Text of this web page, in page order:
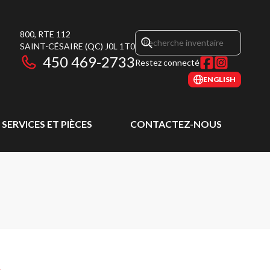
800, RTE 112
SAINT-CÉSAIRE (QC) J0L 1T0
450 469-2733Restez connecté
ENGLISH
SERVICES ET PIÈCES CONTACTEZ-NOUS